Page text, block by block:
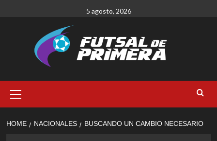
5 agosto, 2026
Menu
HOME NACIONALES BUSCANDO UN CAMBIO NECESARIO